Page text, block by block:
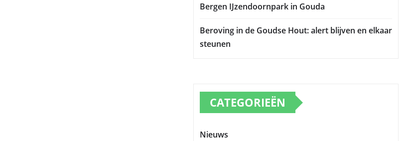
Bergen IJzendoornpark in Gouda
Beroving in de Goudse Hout: alert blijven en elkaar
steunen
CATEGORIEËN
Nieuws